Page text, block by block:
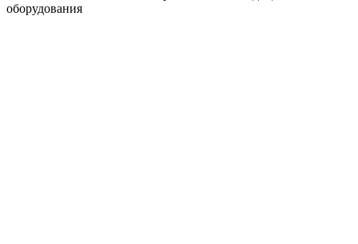
оборудования